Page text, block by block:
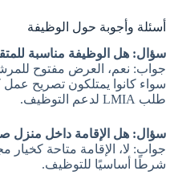
أسئلة وأجوبة حول الوظيفة
سؤال: هل الوظيفة مناسبة
جواب: نعم، العرض مفتوح
سواء كانوا يمتلكون تصريح عمل
طلب LMIA لدعم التوظيف.
سؤال: هل الإقامة داخل منزل
جواب: لا، الإقامة متاحة كخيار
شرطًا أساسيًا للتوظيف.